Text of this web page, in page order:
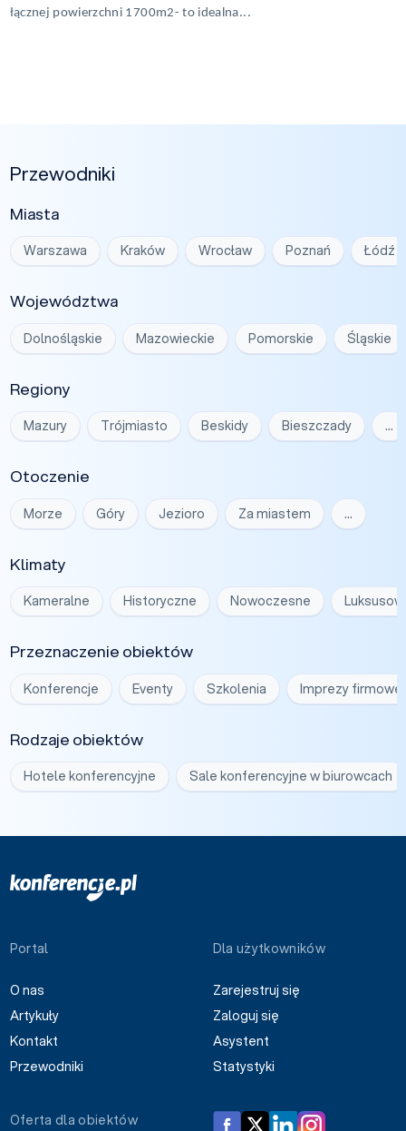
łącznej powierzchni 1700m2- to idealna...
Przewodniki
Miasta
Warszawa Kraków Wrocław Poznań Łódź
Województwa
Dolnośląskie Mazowieckie Pomorskie Śląskie
Regiony
Mazury Trójmiasto Beskidy Bieszczady …
Otoczenie
Morze Góry Jezioro Za miastem …
Klimaty
Kameralne Historyczne Nowoczesne
Przeznaczenie obiektów
Konferencje Eventy Szkolenia Imprezy firmowe
Rodzaje obiektów
Hotele konferencyjne Sale konferencyjne w biurowcach
Portal
O nas
Artykuły
Kontakt
Przewodniki
Dla użytkowników
Zarejestruj się
Zaloguj się
Asystent
Statystyki
Oferta dla obiektów